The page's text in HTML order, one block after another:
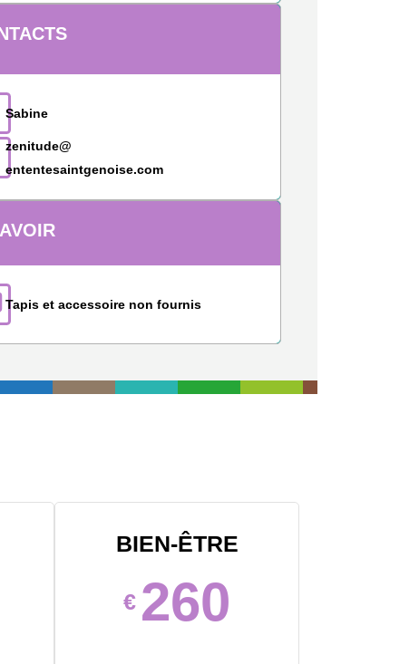
Sabine
zenitude@
ententesaintgenoise.com
Tapis et accessoire non fournis
BIEN-ÊTRE
€ 260